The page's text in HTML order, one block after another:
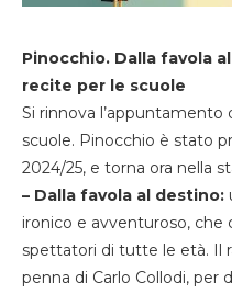
Pinocchio. Dalla favola
recite per le scuole
Si rinnova
scuole. Pinocchio è stato
2024/25, e torna ora nella
– Dalla favola al destino:
ironico e avventuroso, che
spettatori di tutte le età. Il
penna di Carlo Collodi, per